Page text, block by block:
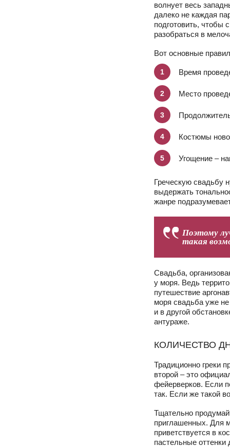
волнует весь
далеко не каждая
подготовить, чтобы
разобраться в
Вот основные
Время
Место
Костюмы
Угощение –
Греческую свадьбу
выдержать
жанре
Поэтому
такая
Свадьба,
у моря. Ведь
путешествие
моря свадьба уже
и в другой
антураже.
КОЛИЧЕСТВО
Традиционно греки
второй – это
фейерверков. Если
так. Если же такой
Тщательно
приглашенных. Для
приветствуется в
пастельные оттенки